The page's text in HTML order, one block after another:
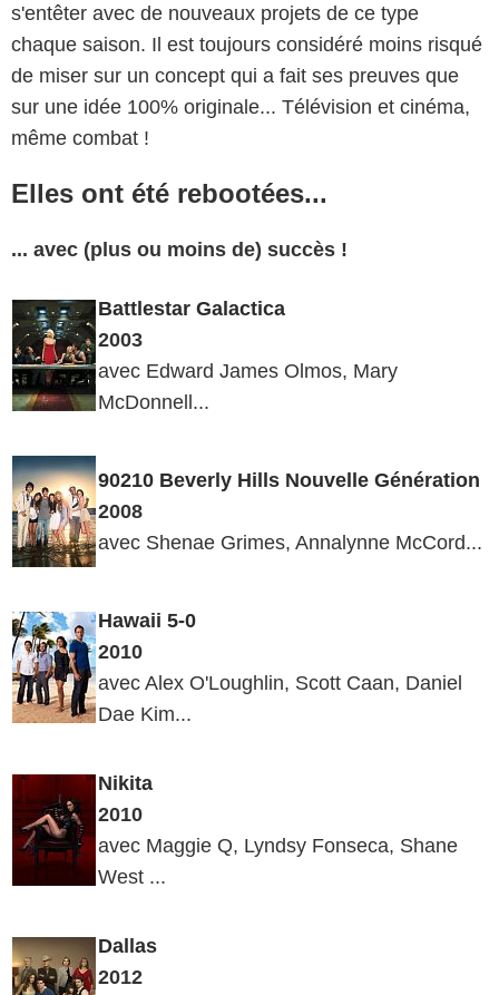
s'entêter avec de nouveaux projets de ce type
chaque saison. Il est toujours considéré moins risqué
de miser sur un concept qui a fait ses preuves que
sur une idée 100% originale... Télévision et cinéma,
même combat !
Elles ont été rebootées...
... avec (plus ou moins de) succès !
Battlestar Galactica
2003
avec Edward James Olmos, Mary
McDonnell...
90210 Beverly Hills Nouvelle Génération
2008
avec Shenae Grimes, Annalynne McCord...
Hawaii 5-0
2010
avec Alex O'Loughlin, Scott Caan, Daniel
Dae Kim...
Nikita
2010
avec Maggie Q, Lyndsy Fonseca, Shane
West ...
Dallas
2012